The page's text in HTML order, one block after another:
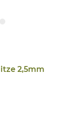
2,5mm